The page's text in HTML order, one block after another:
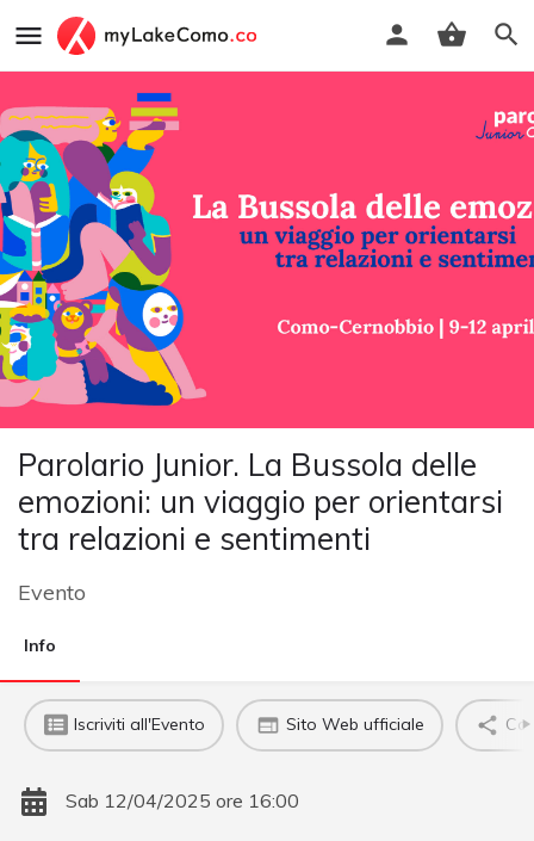
Parolario Junior. La Bussola delle
emozioni: un viaggio per orientarsi
tra relazioni e sentimenti
Evento
Info
Iscriviti all'Evento Sito Web ufficiale
Sab 12/04/2025 ore 16:00